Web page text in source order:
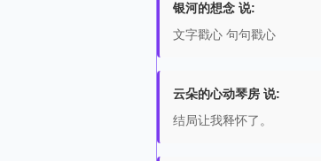
银河的想念 说:
文字戳心 句句戳心
云朵的心动琴房 说:
结局让我释怀了。